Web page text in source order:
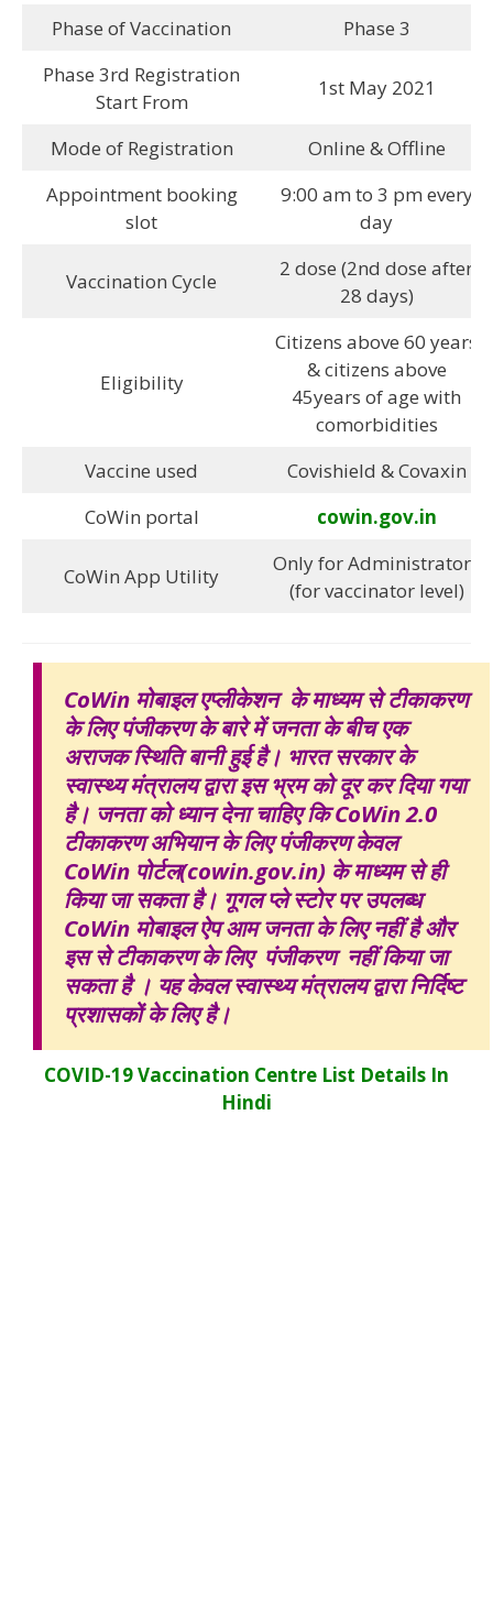
Phase of Vaccination
Phase 3
Phase 3rd Registration
Start From
1st May 2021
Mode of Registration
Online & Offline
Appointment booking
slot
9:00 am to 3 pm every
day
Vaccination Cycle
2 dose (2nd dose after
28 days)
Eligibility
Citizens above 60 years
& citizens above
45years of age with
comorbidities
Vaccine used
Covishield & Covaxin
CoWin portal
cowin.gov.in
CoWin App Utility
Only for Administrators
(for vaccinator level)
CoWin मोबाइल एप्लीकेशन के माध्यम से टीकाकरण
के लिए पंजीकरण के बारे में जनता के बीच एक
अराजक स्थिति बानी हुई है। भारत सरकार के
स्वास्थ्य मंत्रालय द्वारा इस भ्रम को दूर कर दिया गया
है। जनता को ध्यान देना चाहिए कि CoWin 2.0
टीकाकरण अभियान के लिए पंजीकरण केवल
CoWin पोर्टल(cowin.gov.in) के माध्यम से ही
किया जा सकता है। गूगल प्ले स्टोर पर उपलब्ध
CoWin मोबाइल ऐप आम जनता के लिए नहीं है और
इस से टीकाकरण के लिए पंजीकरण नहीं किया जा
सकता है । यह केवल स्वास्थ्य मंत्रालय द्वारा निर्दिष्ट
प्रशासकों के लिए है।
COVID-19 Vaccination Centre List Details In
Hindi